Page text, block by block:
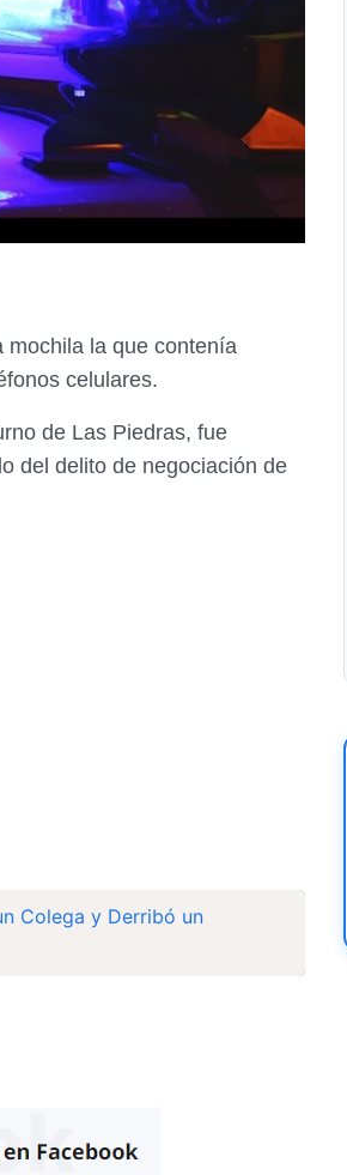
mochila la que contenía
celulares.
de Las Piedras, fue
del delito de negociación de
Colega y Derribó un